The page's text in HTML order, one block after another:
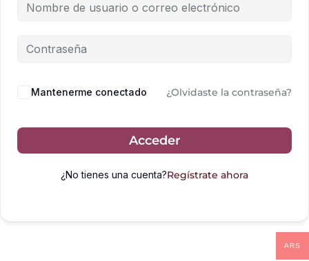
Mantenerme conectado ¿Olvidaste la contraseña?
Acceder
¿No tienes una cuenta?Regístrate ahora
ARS